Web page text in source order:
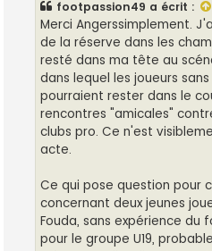
footpassion49 a écrit :
Merci Angerssimplement.
de la réserve dans les
resté dans ma tête au
dans lequel les joueurs
pourraient rester dans le
rencontres "amicales"
clubs pro. Ce n'est
acte.
Ce qui pose question pour
concernant deux jeunes
Fouda, sans expérience du
pour le groupe U19,